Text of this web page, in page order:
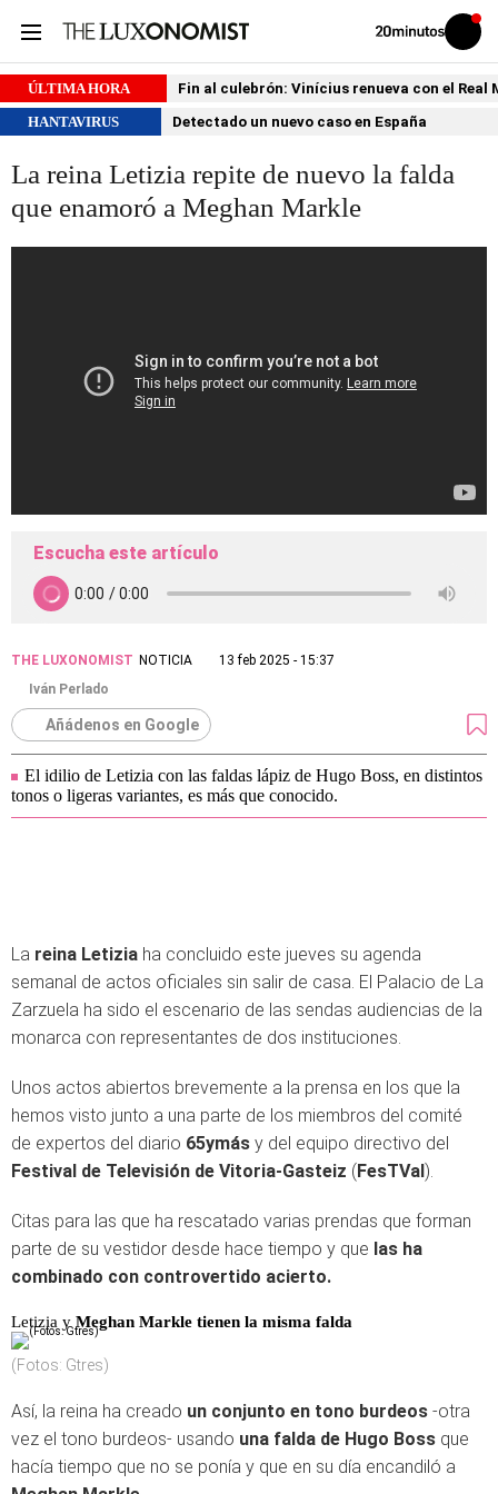
Volver
Iniciar
sesión
ÚLTIMA HORA
Fin al culebrón: Vinícius renueva con el Real
HANTAVIRUS
Detectado un nuevo caso en España
La reina Letizia repite de nuevo la falda
que enamoró a Meghan Markle
Escucha este artículo
THE LUXONOMIST NOTICIA
13 feb 2025 - 15:37
Iván Perlado
Añádenos en Google
El idilio de Letizia con las faldas lápiz de Hugo Boss, en distintos
tonos o ligeras variantes, es más que conocido.
La reina Letizia ha concluido este jueves su agenda
semanal de actos oficiales sin salir de casa. El Palacio de La
Zarzuela ha sido el escenario de las sendas audiencias de la
monarca con representantes de dos instituciones.
Unos actos abiertos brevemente a la prensa en los que la
hemos visto junto a una parte de los miembros del comité
de expertos del diario 65ymás y del equipo directivo del
Festival de Televisión de Vitoria-Gasteiz (FesTVal).
Citas para las que ha rescatado varias prendas que forman
parte de su vestidor desde hace tiempo y que las ha
combinado con controvertido acierto.
Letizia y Meghan Markle tienen la misma falda
(Fotos: Gtres)
Así, la reina ha creado un conjunto en tono burdeos -otra
vez el tono burdeos- usando una falda de Hugo Boss que
hacía tiempo que no se ponía y que en su día encandiló a